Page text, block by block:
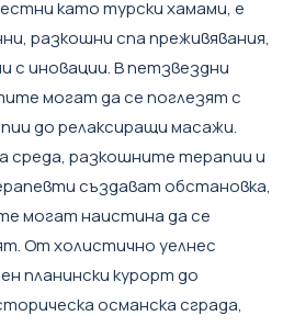
като турски хамами, е
разкошни спа преживявания,
с иновации. В петзвездни
могат да се поглезят с
до релаксиращи масажи.
среда, разкошните терапии и
създават обстановка,
могат наистина да се
От холистично уелнес
планински курорт до
османска сграда,